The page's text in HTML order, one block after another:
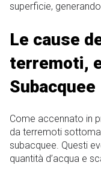
superficie,
Le cause
terremoti,
Subacquee
Come accennato in
da terremoti
subacquee. Questi
quantità d’acqua e